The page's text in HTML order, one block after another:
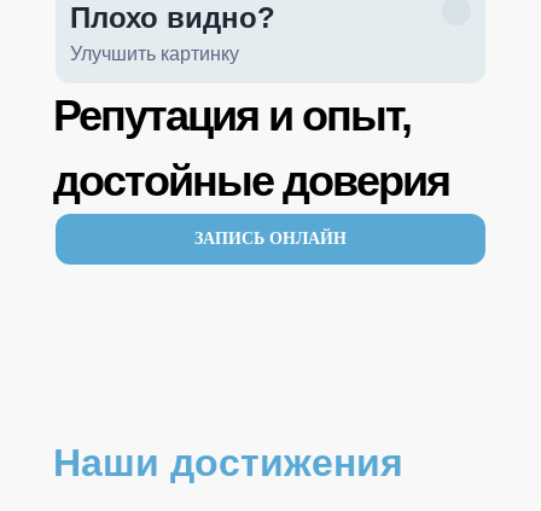
Плохо видно?
Улучшить картинку
Репутация и опыт,
достойные доверия
ЗАПИСЬ ОНЛАЙН
Наши достижения